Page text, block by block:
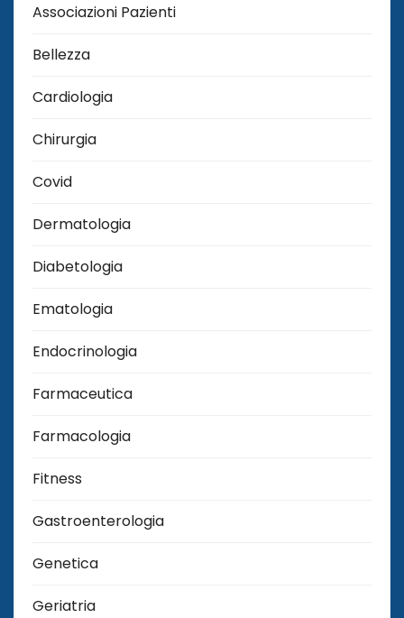
Associazioni Pazienti
Bellezza
Cardiologia
Chirurgia
Covid
Dermatologia
Diabetologia
Ematologia
Endocrinologia
Farmaceutica
Farmacologia
Fitness
Gastroenterologia
Genetica
Geriatria